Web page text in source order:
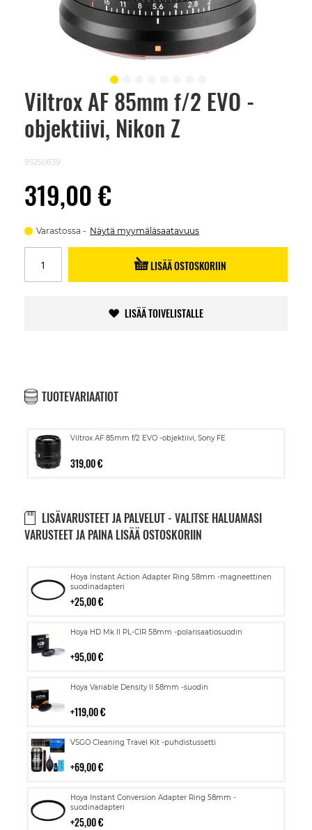
Viltrox AF 85mm f/2 EVO -
objektiivi, Nikon Z
95250639
319,00 €
Varastossa Näytä myymäläsaatavuus
LISÄÄ OSTOSKORIIN
LISÄÄ TOIVELISTALLE
TUOTEVARIAATIOT
Viltrox AF 85mm f/2 EVO -objektiivi, Sony FE
319,00 €
LISÄVARUSTEET JA PALVELUT - VALITSE HALUAMASI
VARUSTEET JA PAINA LISÄÄ OSTOSKORIIN
Hoya Instant Action Adapter Ring 58mm -magneettinen
suodinadapteri
25,00 €
Lisää
ostoskoriin
Hoya HD Mk II PL-CIR 58mm -polarisaatiosuodin
95,00 €
Lisää
Hoya Variable Density II 58mm -suodin
119,00 €
Lisää
VSGO Cleaning Travel Kit -puhdistussetti
69,00 €
Lisää
Hoya Instant Conversion Adapter Ring 58mm -
suodinadapteri
25,00 €
Lisää
ostoskoriin
Skip
beginning
images